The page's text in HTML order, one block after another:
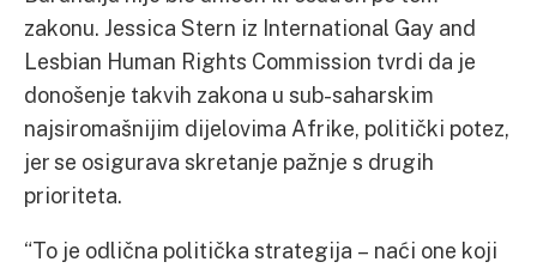
zakonu. Jessica Stern iz International Gay and
Lesbian Human Rights Commission tvrdi da je
donošenje takvih zakona u sub-saharskim
najsiromašnijim dijelovima Afrike, politički potez,
jer se osigurava skretanje pažnje s drugih
prioriteta.
“To je odlična politička strategija – naći one koji